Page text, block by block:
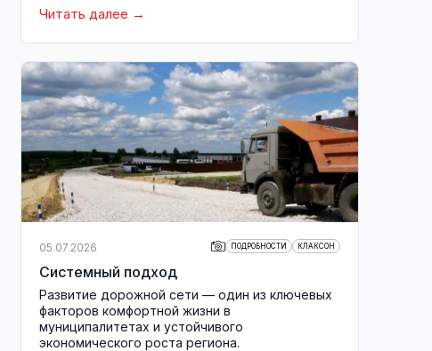
Читать далее
05.07.2026 ПОДРОБНОСТИ КЛАКСОН
Системный подход
Развитие дорожной сети — один из ключевых
факторов комфортной жизни в
муниципалитетах и устойчивого
экономического роста региона.